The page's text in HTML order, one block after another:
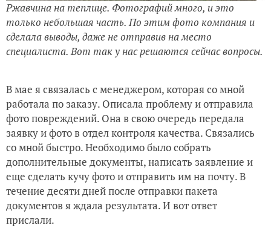
Ржавчина на теплице. Фотографий много, и это
только небольшая часть. По этим фото компания и
сделала выводы, даже не отправив на место
специалиста. Вот так у нас решаются сейчас вопросы.
В мае я связалась с менеджером, которая со мной
работала по заказу. Описала проблему и отправила
фото повреждений. Она в свою очередь передала
заявку и фото в отдел контроля качества. Связались
со мной быстро. Необходимо было собрать
дополнительные документы, написать заявление и
еще сделать кучу фото и отправить им на почту. В
течение десяти дней после отправки пакета
документов я ждала результата. И вот ответ
прислали.